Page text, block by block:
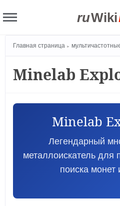
ruWiki
Главная страница
Minelab
Minelab
Легендарный
металлоискатель для
поиска монет